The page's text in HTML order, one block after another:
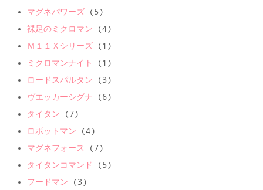
マグネパワーズ (5)
裸足のミクロマン (4)
Ｍ１１Ｘシリーズ (1)
ミクロマンナイト
(1)
ロードスパルタン (3)
ヴエッカーシグナ (6)
タイタン (7)
ロボットマン (4)
マグネフォース
(7)
タイタンコマンド
(5)
フードマン (3)